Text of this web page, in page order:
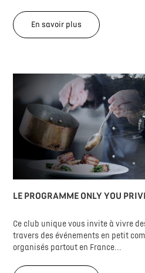
En savoir plus
LE PROGRAMME ONLY YOU
Ce club unique vous invite à vivre
travers des événements en petit
organisés partout en France...